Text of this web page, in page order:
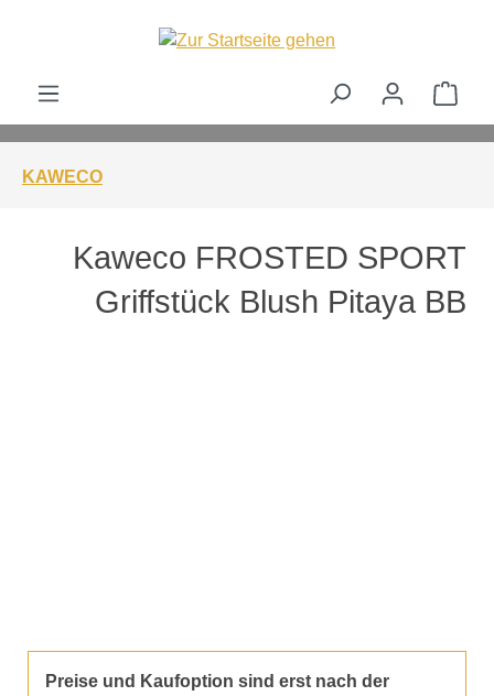
KAWECO
Kaweco FROSTED SPORT
Griffstück Blush Pitaya BB
Preise und Kaufoption sind erst nach der